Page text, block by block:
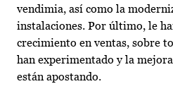
vendimia, así como la
instalaciones. Por último, le
crecimiento en ventas, sobre
han experimentado y la
están apostando.